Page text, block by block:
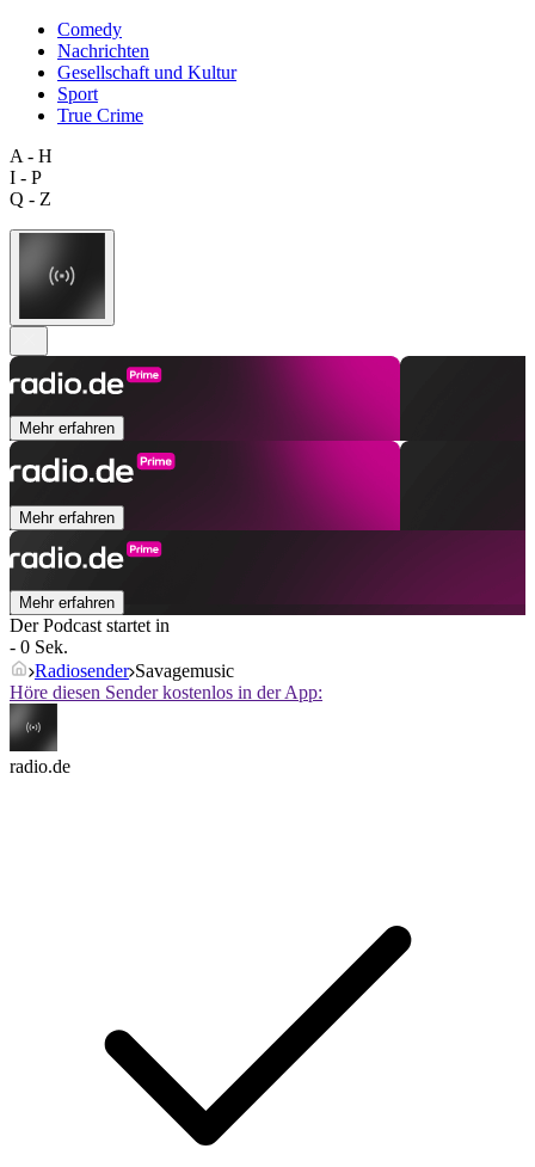
Comedy
Nachrichten
Gesellschaft und Kultur
Sport
True Crime
A - H
I - P
Q - Z
Mehr erfahren
Mehr erfahren
Mehr erfahren
Der Podcast startet in
- 0 Sek.
Radiosender Savagemusic
Höre diesen Sender kostenlos in der App:
radio.de